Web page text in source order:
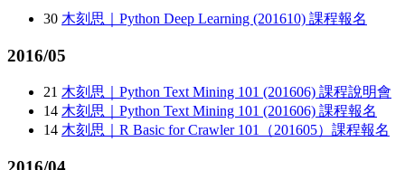
30 木刻思｜Python Deep Learning (201610) 課程報名
2016/05
21 木刻思｜Python Text Mining 101 (201606) 課程說明會
14 木刻思｜Python Text Mining 101 (201606) 課程報名
14 木刻思｜R Basic for Crawler 101（201605）課程報名